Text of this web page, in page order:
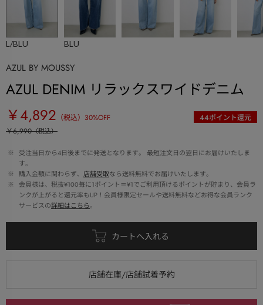
L/BLU BLU
AZUL BY MOUSSY
AZUL DENIM リラックスワイドデニム
￥4,892 （税込） 30%OFF 44ポイント還元
￥6,990（税込）
※
受注当日から4日後までに発送となります。 最短注文日の翌日にお届けいたしま
す。
※
購入金額に関わらず、 店舗受取なら送料無料でお届けいたします。
※
会員様は、税抜¥100毎に1ポイント＝¥1でご利用頂けるポイントが貯まり、会員ラ
ンクが上がると還元率もUP！会員様限定セールや送料無料などお得な会員ランク
サービスの詳細はこちら。